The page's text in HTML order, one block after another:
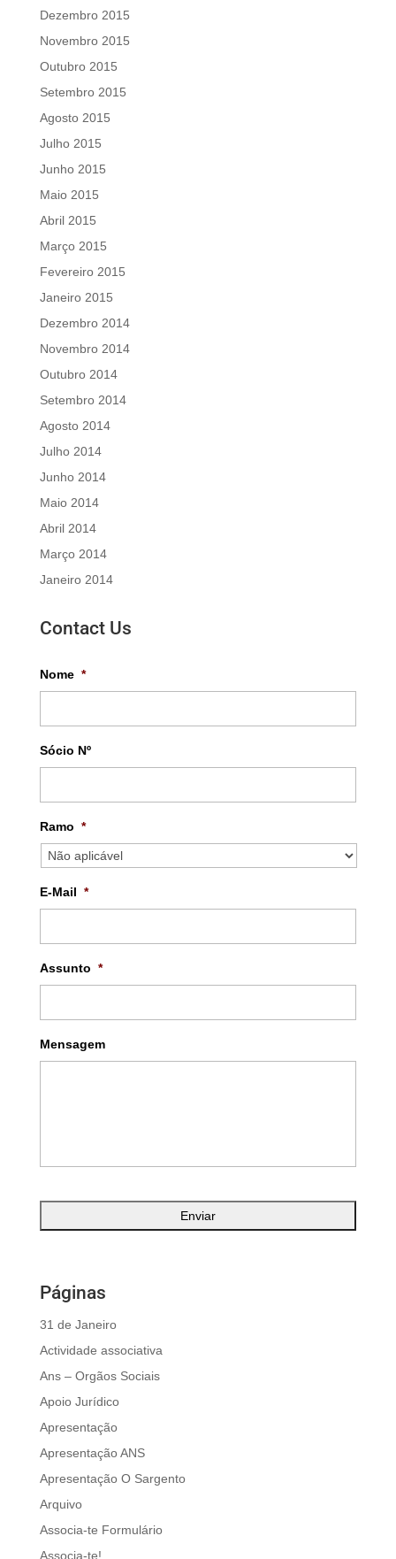
Dezembro 2015
Novembro 2015
Outubro 2015
Setembro 2015
Agosto 2015
Julho 2015
Junho 2015
Maio 2015
Abril 2015
Março 2015
Fevereiro 2015
Janeiro 2015
Dezembro 2014
Novembro 2014
Outubro 2014
Setembro 2014
Agosto 2014
Julho 2014
Junho 2014
Maio 2014
Abril 2014
Março 2014
Janeiro 2014
Contact Us
Nome *
Sócio Nº
Ramo *
E-Mail *
Assunto *
Mensagem
Páginas
31 de Janeiro
Actividade associativa
Ans – Orgãos Sociais
Apoio Jurídico
Apresentação
Apresentação ANS
Apresentação O Sargento
Arquivo
Associa-te Formulário
Associa-te!